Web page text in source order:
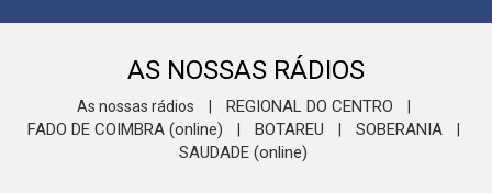
AS NOSSAS RÁDIOS
As nossas rádios REGIONAL DO CENTRO
FADO DE COIMBRA (online) BOTAREU SOBERANIA
SAUDADE (online)